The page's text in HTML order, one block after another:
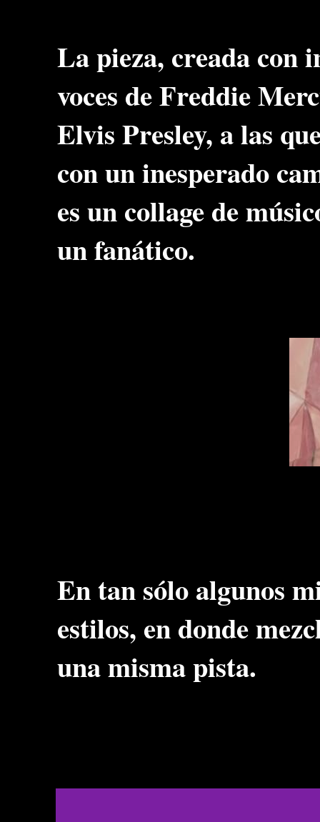
La pieza, creada con
voces de Freddie
Elvis Presley, a las
con un inesperado
es un collage de
un fanático.
En tan sólo algunos
estilos, en donde
una misma pista.